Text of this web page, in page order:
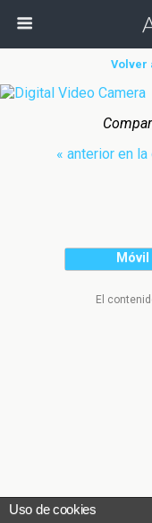
Volver
« anterior en la
Móvil
El
Uso de cookies